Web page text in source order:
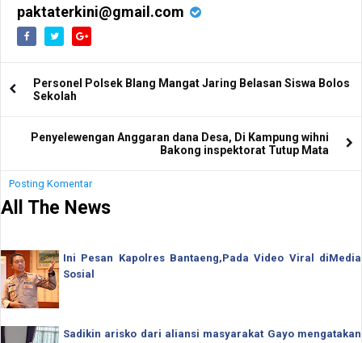
paktaterkini@gmail.com
Personel Polsek Blang Mangat Jaring Belasan Siswa Bolos
Sekolah
Penyelewengan Anggaran dana Desa, Di Kampung wihni
Bakong inspektorat Tutup Mata
Posting Komentar
All The News
Ini Pesan Kapolres Bantaeng,Pada Video Viral diMedia
Sosial
Sadikin arisko dari aliansi masyarakat Gayo mengatakan